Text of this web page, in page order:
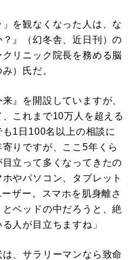
を観なくなった人は、な
』（幻冬舎、近日刊）の
リニック院長を務める脳
）氏だ。
』を開設していますが、
これまで10万人を超える
1日100名以上の相談に
りですが、ここ5年くら
立って多くなってきたの
やパソコン、タブレット
ザー。スマホを肌身離さ
ベッドの中だろうと、絶
人が目立ちますね」
、サラリーマンなら致命